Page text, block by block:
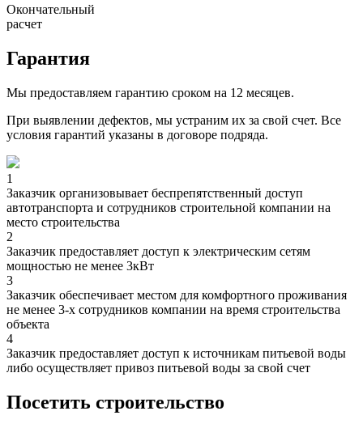
Окончательный
расчет
Гарантия
Мы предоставляем гарантию сроком на 12 месяцев.
При выявлении дефектов, мы устраним их за свой счет. Все
условия гарантий указаны в договоре подряда.
1
Заказчик организовывает беспрепятственный доступ
автотранспорта и сотрудников строительной компании на
место строительства
2
Заказчик предоставляет доступ к электрическим сетям
мощностью не менее 3кВт
3
Заказчик обеспечивает местом для комфортного проживания
не менее 3-х сотрудников компании на время строительства
объекта
4
Заказчик предоставляет доступ к источникам питьевой воды
либо осуществляет привоз питьевой воды за свой счет
Посетить строительство